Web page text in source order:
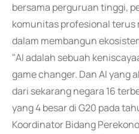
bersama perguruan tinggi,
komunitas profesional terus
dalam membangun
"AI adalah sebuah
game changer. Dan AI yang
dari sekarang negara 16
yang 4 besar di G20 pada
Koordinator Bidang